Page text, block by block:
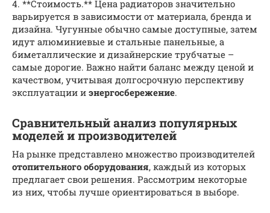
4. **Стоимость.** Цена радиаторов значительно
варьируется в зависимости от материала, бренда и
дизайна. Чугунные обычно самые доступные, затем
идут алюминиевые и стальные панельные, а
биметаллические и дизайнерские трубчатые –
самые дорогие. Важно найти баланс между ценой и
качеством, учитывая долгосрочную перспективу
эксплуатации и энергосбережение.
Сравнительный анализ популярных
моделей и производителей
На рынке представлено множество производителей
отопительного оборудования, каждый из которых
предлагает свои решения. Рассмотрим некоторые
из них, чтобы лучше ориентироваться в выборе.